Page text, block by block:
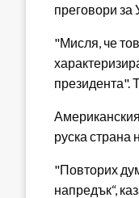
преговори за
"Мисля, че
президента".
руска страна
"Повторих
напредък“,